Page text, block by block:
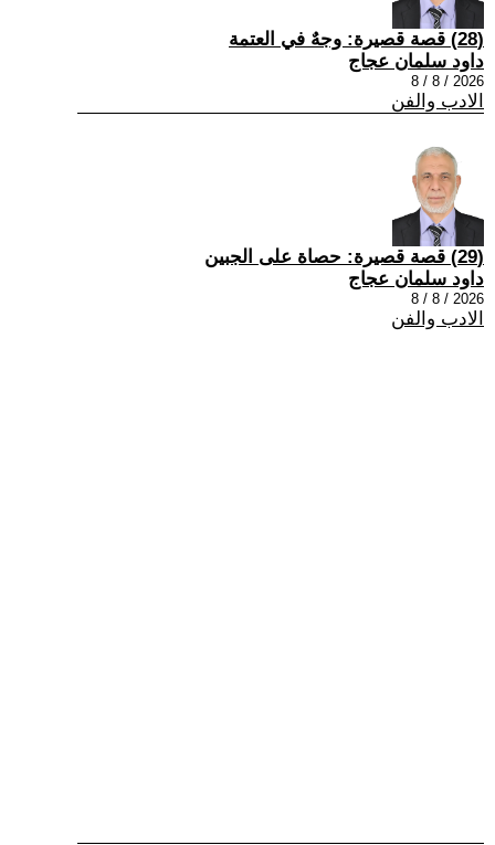
(28) قصة قصيرة: وجهٌ في العتمة
داود سلمان عجاج
2026 / 8 / 8
الادب والفن
(29) قصة قصيرة: حصاة على الجبين
داود سلمان عجاج
2026 / 8 / 8
الادب والفن